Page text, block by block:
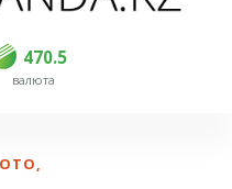
470.5470.5
валюта
,